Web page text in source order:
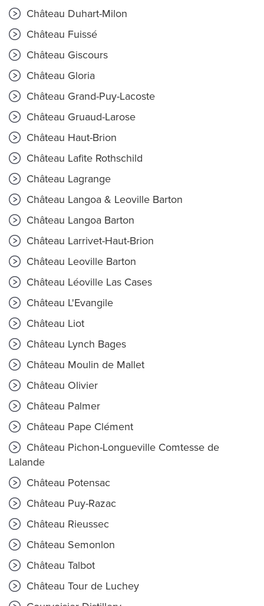
Château Duhart-Milon
Château Fuissé
Château Giscours
Château Gloria
Château Grand-Puy-Lacoste
Château Gruaud-Larose
Château Haut-Brion
Château Lafite Rothschild
Château Lagrange
Château Langoa & Leoville Barton
Château Langoa Barton
Château Larrivet-Haut-Brion
Château Leoville Barton
Château Léoville Las Cases
Château L'Evangile
Château Liot
Château Lynch Bages
Château Moulin de Mallet
Château Olivier
Château Palmer
Château Pape Clément
Château Pichon-Longueville Comtesse de
Lalande
Château Potensac
Château Puy-Razac
Château Rieussec
Château Semonlon
Château Talbot
Château Tour de Luchey